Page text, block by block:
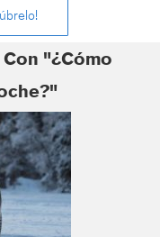
"¿Cómo